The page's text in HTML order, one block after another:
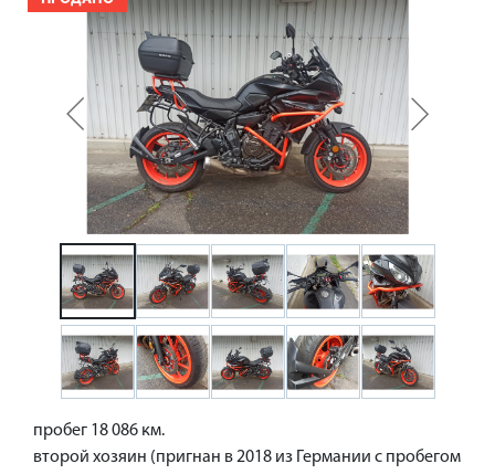
пробег 18 086 км.
второй хозяин (пригнан в 2018 из Германии с пробегом